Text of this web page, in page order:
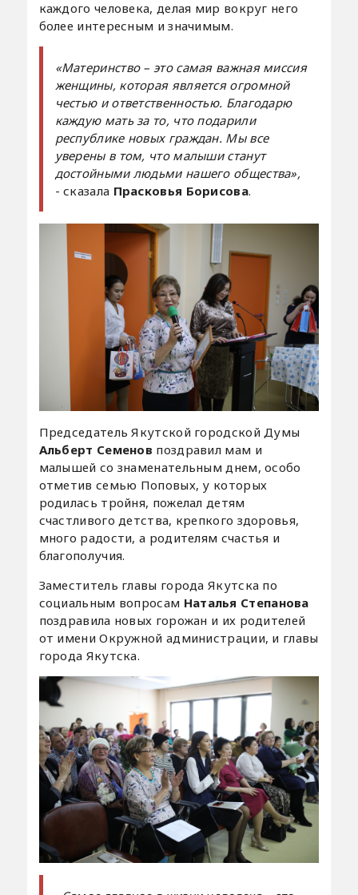
каждого человека, делая мир вокруг него
более интересным и значимым.
«Материнство – это самая важная миссия
женщины, которая является огромной
честью и ответственностью. Благодарю
каждую мать за то, что подарили
республике новых граждан. Мы все
уверены в том, что малыши станут
достойными людьми нашего общества»,
- сказала Прасковья Борисова.
Председатель Якутской городской Думы
Альберт Семенов поздравил мам и
малышей со знаменательным днем, особо
отметив семью Поповых, у которых
родилась тройня, пожелал детям
счастливого детства, крепкого здоровья,
много радости, а родителям счастья и
благополучия.
Заместитель главы города Якутска по
социальным вопросам Наталья Степанова
поздравила новых горожан и их родителей
от имени Окружной администрации, и главы
города Якутска.